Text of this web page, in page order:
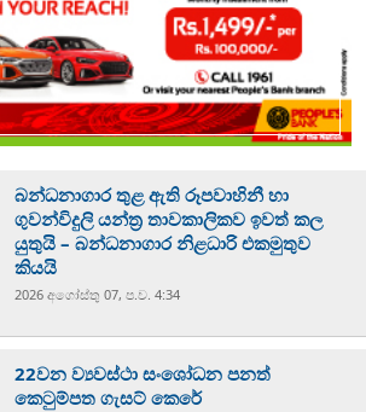
බන්ධනාගාර තුළ ඇති රූපවාහිනී හා
ගුවන්විදුලි යන්ත්‍ර තාවකාලිකව ඉවත් කල
යුතුයි – බන්ධනාගාර නිළධාරි එකමුතුව
කියයි
2026 අගෝස්‍තු 07, ප.ව. 4:34
22වන ව්‍යවස්ථා සංශෝධන පනත්
කෙටුම්පත ගැසට් කෙරේ